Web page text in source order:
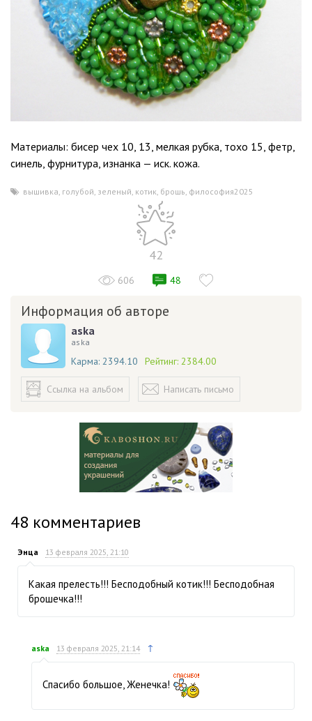
Материалы: бисер чех 10, 13, мелкая рубка, тохо 15, фетр,
синель, фурнитура, изнанка — иск. кожа.
вышивка, голубой, зеленый, котик, брошь, философия2025
42
606 48
Информация об авторе
aska
aska
Карма: 2394.10 Рейтинг: 2384.00
Ссылка на альбом Написать письмо
48 комментариев
Энца 13 февраля 2025, 21:10
Какая прелесть!!! Бесподобный котик!!! Бесподобная
брошечка!!!
aska 13 февраля 2025, 21:14 ↑
Спасибо большое, Женечка!